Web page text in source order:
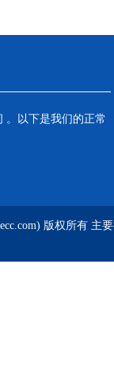
。以下是我们的正常
版权所有 主